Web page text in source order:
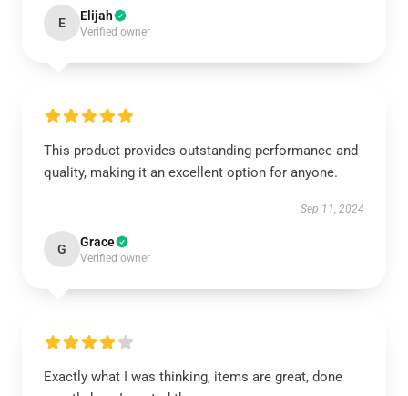
E Elijah
Verified owner
This product provides outstanding performance and
quality, making it an excellent option for anyone.
Sep 11, 2024
G Grace
Verified owner
Exactly what I was thinking, items are great, done